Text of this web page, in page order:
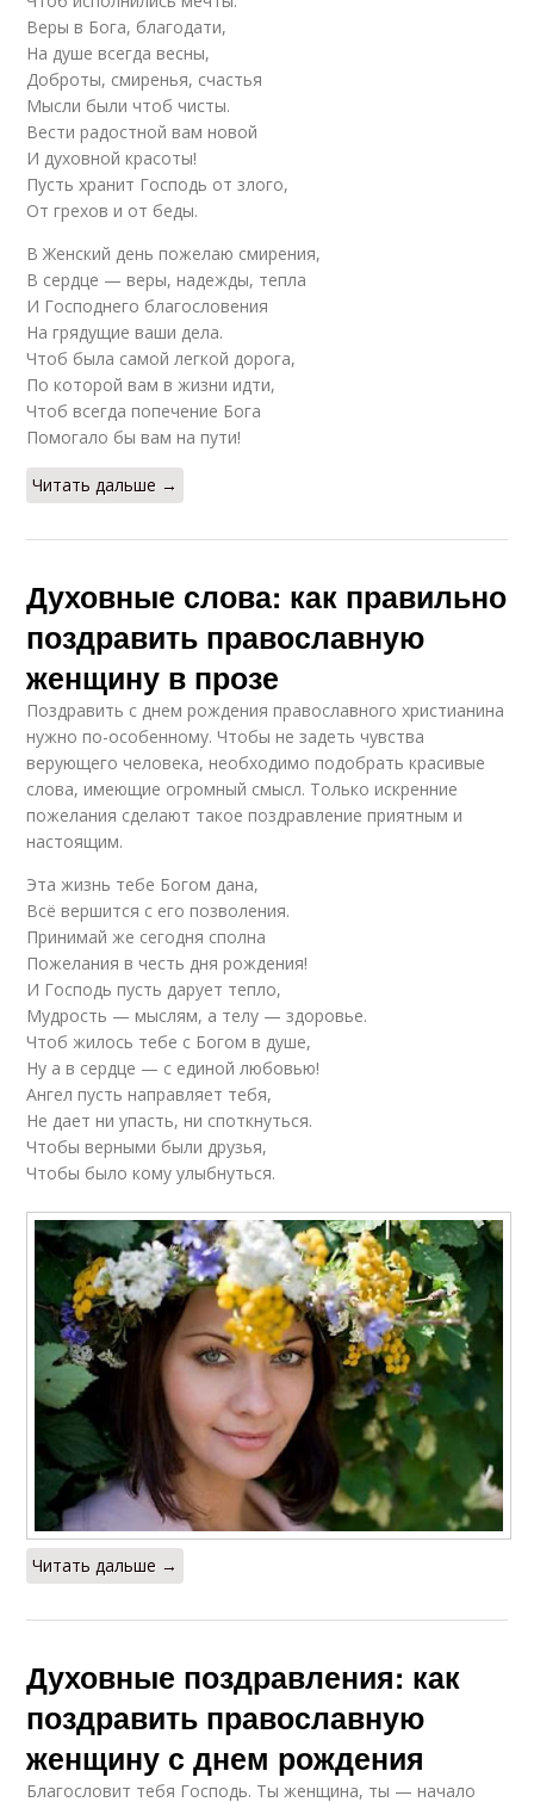
Веры в Бога, благодати,
На душе всегда весны,
Доброты, смиренья, счастья
Мысли были чтоб чисты.
Вести радостной вам новой
И духовной красоты!
Пусть хранит Господь от злого,
От грехов и от беды.
В Женский день пожелаю смирения,
В сердце — веры, надежды, тепла
И Господнего благословения
На грядущие ваши дела.
Чтоб была самой легкой дорога,
По которой вам в жизни идти,
Чтоб всегда попечение Бога
Помогало бы вам на пути!
Читать дальше →
Духовные слова: как правильно
поздравить православную
женщину в прозе
Поздравить с днем рождения православного христианина
нужно по-особенному. Чтобы не задеть чувства
верующего человека, необходимо подобрать красивые
слова, имеющие огромный смысл. Только искренние
пожелания сделают такое поздравление приятным и
настоящим.
Эта жизнь тебе Богом дана,
Всё вершится с его позволения.
Принимай же сегодня сполна
Пожелания в честь дня рождения!
И Господь пусть дарует тепло,
Мудрость — мыслям, а телу — здоровье.
Чтоб жилось тебе с Богом в душе,
Ну а в сердце — с единой любовью!
Ангел пусть направляет тебя,
Не дает ни упасть, ни споткнуться.
Чтобы верными были друзья,
Чтобы было кому улыбнуться.
Читать дальше →
Духовные поздравления: как
поздравить православную
женщину с днем рождения
Благословит тебя Господь. Ты женщина, ты — начало